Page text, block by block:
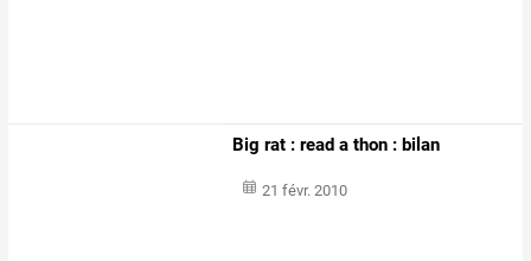
Big rat : read a thon : bilan
21 févr. 2010